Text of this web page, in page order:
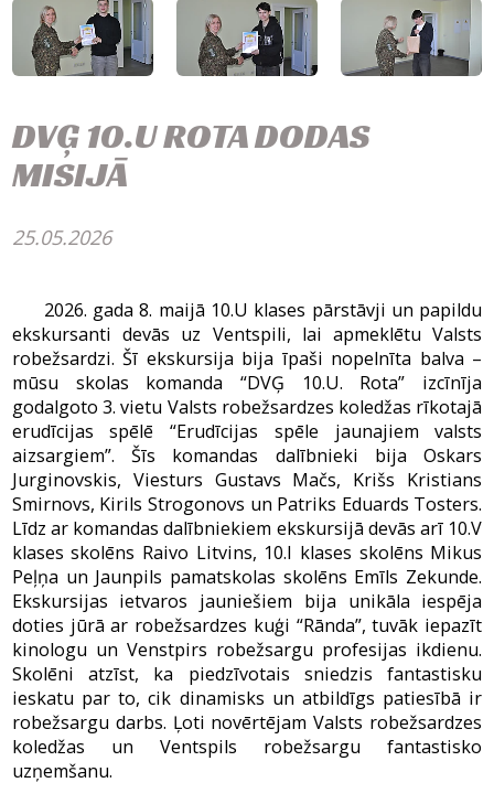
DVĢ 10.U ROTA DODAS
MISIJĀ
25.05.2026
2026. gada 8. maijā 10.U klases pārstāvji un papildu
ekskursanti devās uz Ventspili, lai apmeklētu Valsts
robežsardzi. Šī ekskursija bija īpaši nopelnīta balva –
mūsu skolas komanda “DVĢ 10.U. Rota” izcīnīja
godalgoto 3. vietu Valsts robežsardzes koledžas rīkotajā
erudīcijas spēlē “Erudīcijas spēle jaunajiem valsts
aizsargiem”. Šīs komandas dalībnieki bija Oskars
Jurginovskis, Viesturs Gustavs Mačs, Krišs Kristians
Smirnovs, Kirils Strogonovs un Patriks Eduards Tosters.
Līdz ar komandas dalībniekiem ekskursijā devās arī 10.V
klases skolēns Raivo Litvins, 10.I klases skolēns Mikus
Peļņa un Jaunpils pamatskolas skolēns Emīls Zekunde.
Ekskursijas ietvaros jauniešiem bija unikāla iespēja
doties jūrā ar robežsardzes kuģi “Rānda”, tuvāk iepazīt
kinologu un Venstpirs robežsargu profesijas ikdienu.
Skolēni atzīst, ka piedzīvotais sniedzis fantastisku
ieskatu par to, cik dinamisks un atbildīgs patiesībā ir
robežsargu darbs. Ļoti novērtējam Valsts robežsardzes
koledžas un Ventspils robežsargu fantastisko
uzņemšanu.